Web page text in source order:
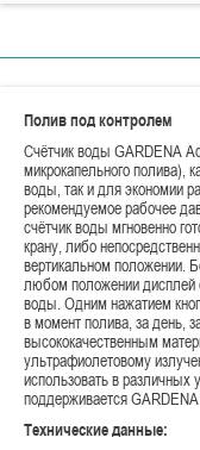
Полив под контролем
Счётчик воды GARDENA
микрокапельного полива),
воды, так и для экономии
рекомендуемое рабочее
счётчик воды мгновенно
крану, либо
вертикальном
любом положении
воды. Одним нажатием
в момент полива, за день,
высококачественным
ультрафиолетовому
использовать в различных
поддерживается
Технические данные: